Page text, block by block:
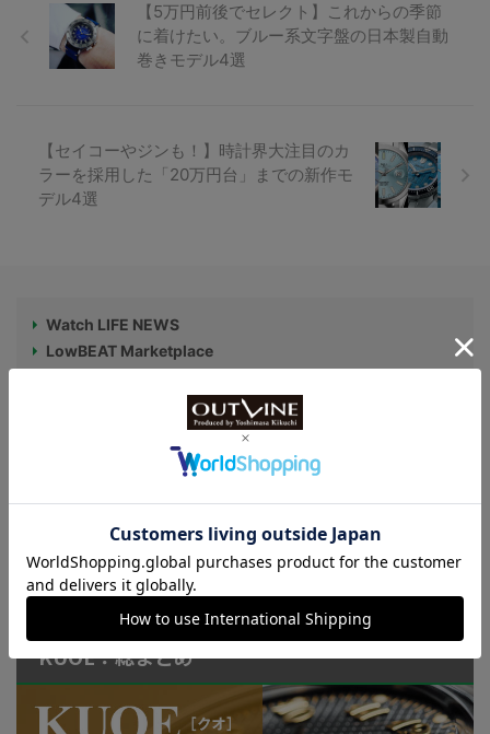
【5万円前後でセレクト】これからの季節
に着けたい。ブルー系文字盤の日本製自動
巻きモデル4選
【セイコーやジンも！】時計界大注目のカ
ラーを採用した「20万円台」までの新作モ
デル4選
Watch LIFE NEWS
LowBEAT Marketplace
特許取得“耐衝撃”ウオッチなど
KUOE：総まとめ